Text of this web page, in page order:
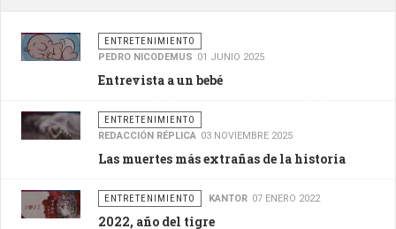
ENTRETENIMIENTO
PEDRO NICODEMUS 01 JUNIO 2025
Entrevista a un bebé
ENTRETENIMIENTO
REDACCIÓN RÉPLICA 03 NOVIEMBRE 2025
Las muertes más extrañas de la historia
ENTRETENIMIENTO KANTOR 07 ENERO 2022
2022, año del tigre